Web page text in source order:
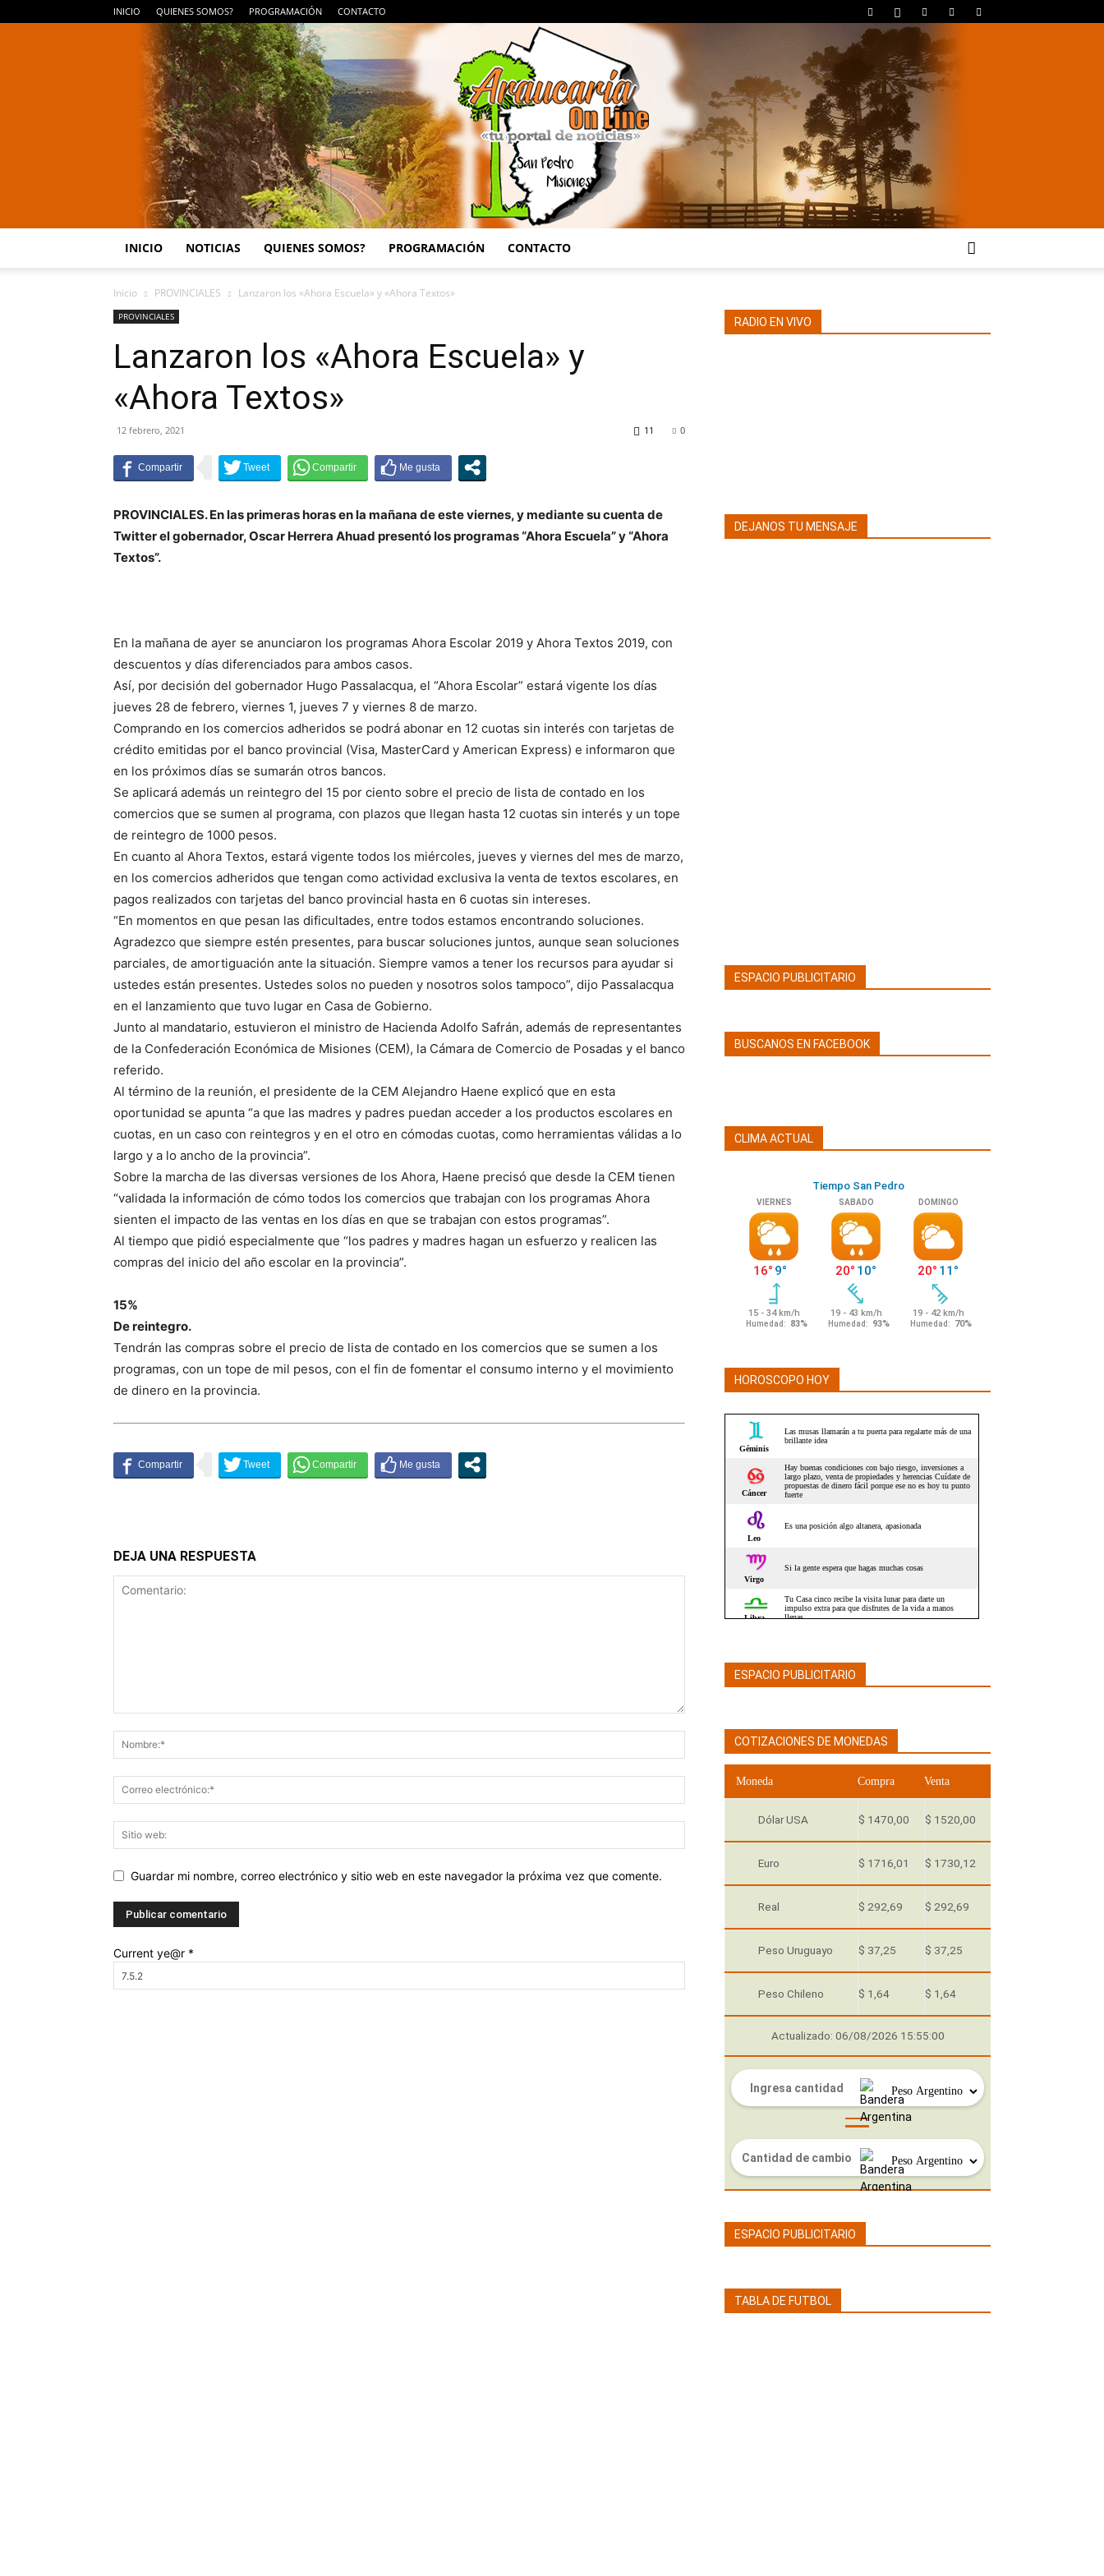
INICIO QUIENES SOMOS? PROGRAMACIÓN CONTACTO
INICIO NOTICIAS QUIENES SOMOS? PROGRAMACIÓN CONTACTO
Inicio PROVINCIALES Lanzaron los «Ahora Escuela» y «Ahora Textos»
PROVINCIALES
Lanzaron los «Ahora Escuela» y
«Ahora Textos»
12 febrero, 2021 0
11
PROVINCIALES. En las primeras horas en la mañana de este viernes, y mediante su cuenta de
Twitter el gobernador, Oscar Herrera Ahuad presentó los programas “Ahora Escuela” y “Ahora
Textos”.
En la mañana de ayer se anunciaron los programas Ahora Escolar 2019 y Ahora Textos 2019, con
descuentos y días diferenciados para ambos casos.
Así, por decisión del gobernador Hugo Passalacqua, el “Ahora Escolar” estará vigente los días
jueves 28 de febrero, viernes 1, jueves 7 y viernes 8 de marzo.
Comprando en los comercios adheridos se podrá abonar en 12 cuotas sin interés con tarjetas de
crédito emitidas por el banco provincial (Visa, MasterCard y American Express) e informaron que
en los próximos días se sumarán otros bancos.
Se aplicará además un reintegro del 15 por ciento sobre el precio de lista de contado en los
comercios que se sumen al programa, con plazos que llegan hasta 12 cuotas sin interés y un tope
de reintegro de 1000 pesos.
En cuanto al Ahora Textos, estará vigente todos los miércoles, jueves y viernes del mes de marzo,
en los comercios adheridos que tengan como actividad exclusiva la venta de textos escolares, en
pagos realizados con tarjetas del banco provincial hasta en 6 cuotas sin intereses.
“En momentos en que pesan las dificultades, entre todos estamos encontrando soluciones.
Agradezco que siempre estén presentes, para buscar soluciones juntos, aunque sean soluciones
parciales, de amortiguación ante la situación. Siempre vamos a tener los recursos para ayudar si
ustedes están presentes. Ustedes solos no pueden y nosotros solos tampoco”, dijo Passalacqua
en el lanzamiento que tuvo lugar en Casa de Gobierno.
Junto al mandatario, estuvieron el ministro de Hacienda Adolfo Safrán, además de representantes
de la Confederación Económica de Misiones (CEM), la Cámara de Comercio de Posadas y el banco
referido.
Al término de la reunión, el presidente de la CEM Alejandro Haene explicó que en esta
oportunidad se apunta “a que las madres y padres puedan acceder a los productos escolares en
cuotas, en un caso con reintegros y en el otro en cómodas cuotas, como herramientas válidas a lo
largo y a lo ancho de la provincia”.
Sobre la marcha de las diversas versiones de los Ahora, Haene precisó que desde la CEM tienen
“validada la información de cómo todos los comercios que trabajan con los programas Ahora
sienten el impacto de las ventas en los días en que se trabajan con estos programas”.
Al tiempo que pidió especialmente que “los padres y madres hagan un esfuerzo y realicen las
compras del inicio del año escolar en la provincia”.
15%
De reintegro.
Tendrán las compras sobre el precio de lista de contado en los comercios que se sumen a los
programas, con un tope de mil pesos, con el fin de fomentar el consumo interno y el movimiento
de dinero en la provincia.
DEJA UNA RESPUESTA
Guardar mi nombre, correo electrónico y sitio web en este navegador la próxima vez que comente.
Current ye@r *
RADIO EN VIVO
DEJANOS TU MENSAJE
ESPACIO PUBLICITARIO
BUSCANOS EN FACEBOOK
CLIMA ACTUAL
HOROSCOPO HOY
ESPACIO PUBLICITARIO
COTIZACIONES DE MONEDAS
Moneda Compra Venta
Dólar USA $ 1470,00 $ 1520,00
Euro $ 1716,01 $ 1730,12
Real $ 292,69 $ 292,69
Peso Uruguayo $ 37,25 $ 37,25
Peso Chileno $ 1,64 $ 1,64
Actualizado: 06/08/2026 15:55:00
ESPACIO PUBLICITARIO
TABLA DE FUTBOL